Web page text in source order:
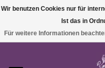
Wir benutzen Cookies nur für
Ist das in
Für weitere Informationen